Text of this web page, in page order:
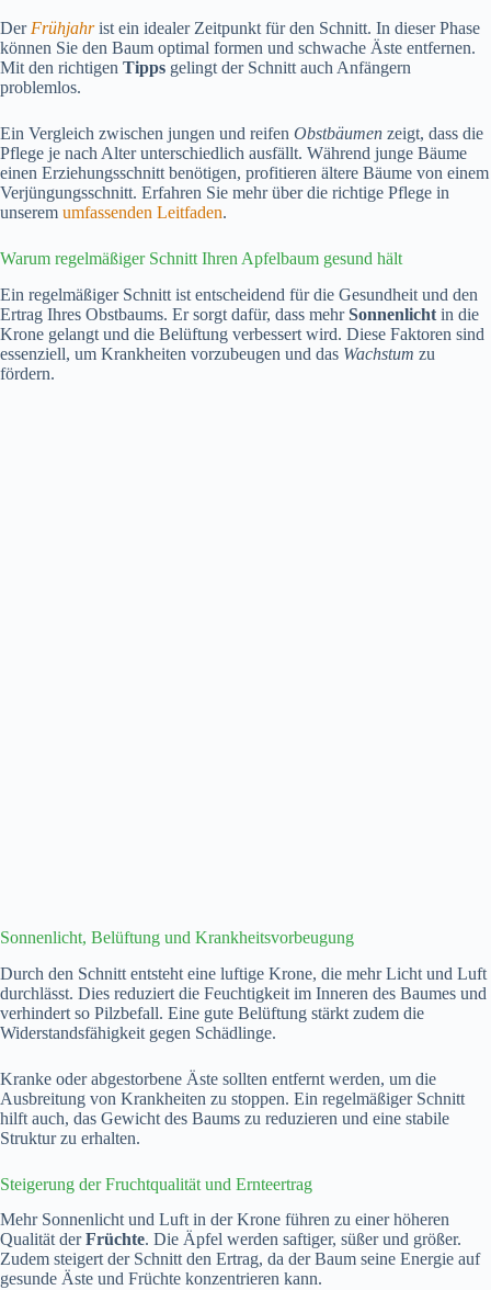
Der Frühjahrist ein idealer Zeitpunkt für den Schnitt. In dieser Phase
können Sie den Baum optimal formen und schwache Äste entfernen.
Mit den richtigen Tipps gelingt der Schnitt auch Anfängern
problemlos.
Ein Vergleich zwischen jungen und reifen Obstbäumen zeigt, dass die
Pflege je nach Alter unterschiedlich ausfällt. Während junge Bäume
einen Erziehungsschnitt benötigen, profitieren ältere Bäume von einem
Verjüngungsschnitt. Erfahren Sie mehr über die richtige Pflege in
unserem umfassenden Leitfaden.
Warum regelmäßiger Schnitt Ihren Apfelbaum gesund hält
Ein regelmäßiger Schnitt ist entscheidend für die Gesundheit und den
Ertrag Ihres Obstbaums. Er sorgt dafür, dass mehrSonnenlicht in die
Krone gelangt und die Belüftung verbessert wird. Diese Faktoren sind
essenziell, um Krankheiten vorzubeugen und das Wachstum zu
fördern.
Sonnenlicht, Belüftung und Krankheitsvorbeugung
Durch den Schnitt entsteht eine luftige Krone, die mehr Licht und Luft
durchlässt. Dies reduziert die Feuchtigkeit im Inneren des Baumes und
verhindert so Pilzbefall. Eine gute Belüftung stärkt zudem die
Widerstandsfähigkeit gegen Schädlinge.
Kranke oder abgestorbene Äste sollten entfernt werden, um die
Ausbreitung von Krankheiten zu stoppen. Ein regelmäßiger Schnitt
hilft auch, das Gewicht des Baums zu reduzieren und eine stabile
Struktur zu erhalten.
Steigerung der Fruchtqualität und Ernteertrag
Mehr Sonnenlicht und Luft in der Krone führen zu einer höheren
Qualität derFrüchte. Die Äpfel werden saftiger, süßer und größer.
Zudem steigert der Schnitt den Ertrag, da der Baum seine Energie auf
gesunde Äste und Früchte konzentrieren kann.